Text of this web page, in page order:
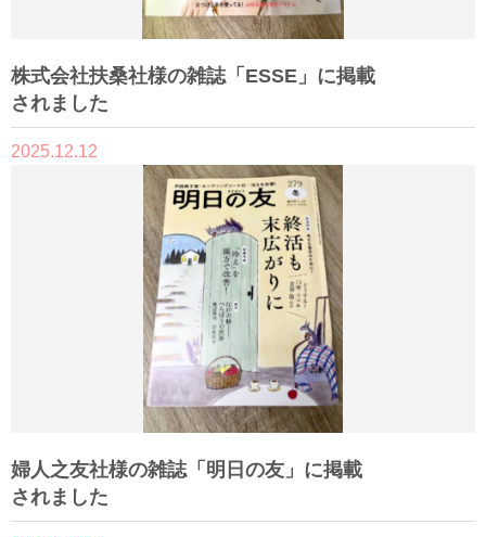
株式会社扶桑社様の雑誌「ESSE」に掲載
されました
2025.12.12
婦人之友社様の雑誌「明日の友」に掲載
されました